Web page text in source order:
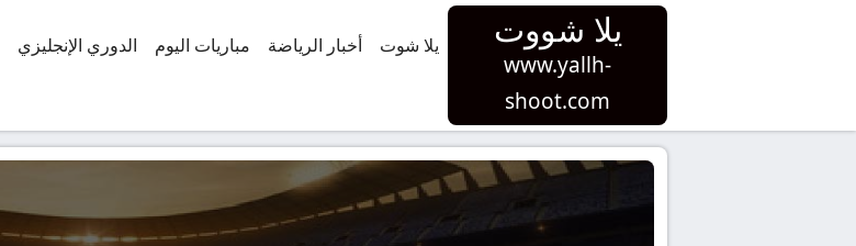
يلا شووت
www.yallh-
shoot.com
يلا شوت أخبار الرياضة مباريات اليوم الدوري الإنجليزي